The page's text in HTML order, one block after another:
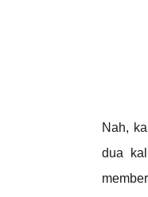
Nah,
dua